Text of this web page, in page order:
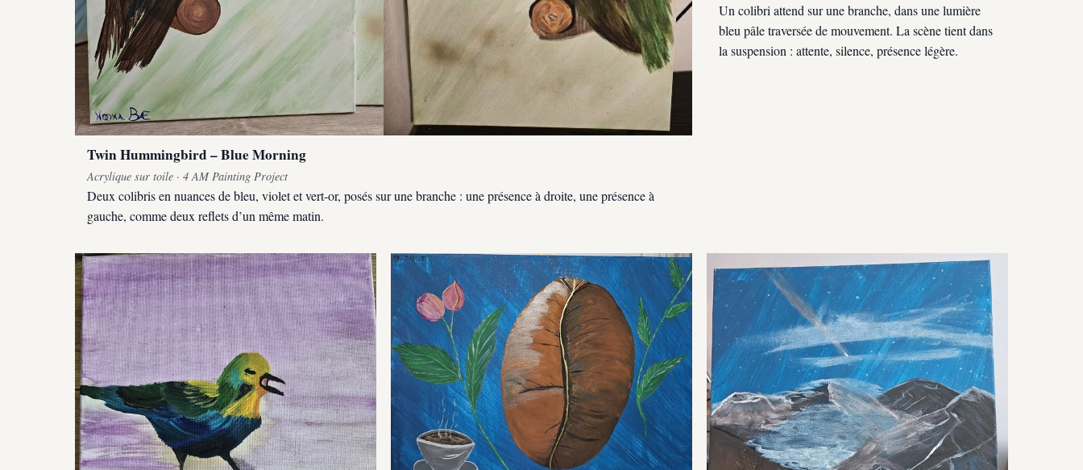
Twin Hummingbird – Blue Morning
Acrylique sur toile · 4 AM Painting Project
Deux colibris en nuances de bleu, violet et vert-or, posés sur une branche : une présence à droite, une présence à
gauche, comme deux reflets d’un même matin.
Un colibri attend sur une branche, dans une lumière
bleu pâle traversée de mouvement. La scène tient dans
la suspension : attente, silence, présence légère.